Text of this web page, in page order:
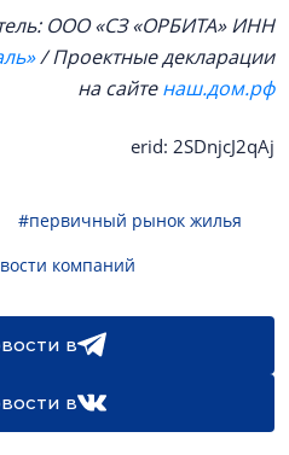
ООО «СЗ «ОРБИТА» ИНН
/ Проектные декларации
на сайтенаш.дом.рф
erid: 2SDnjcJ2qAj
#первичный рынок жилья
компаний
в
в